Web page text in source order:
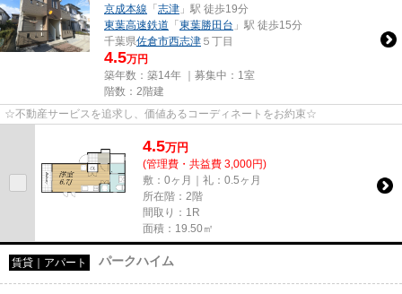
京成本線 「志津 」駅 徒歩19分
東葉高速鉄道 「東葉勝田台 」駅 徒歩15分
千葉県佐倉市西志津 ５丁目
4.5万円
築年数：築14年 ｜募集中： 1室
階数：2階建
☆不動産サービスを追求し、価値あるコーディネートをお約束☆
4.5万円
(管理費・共益費 3,000円)
敷：0ヶ月｜礼：0.5ヶ月
所在階：2階
間取り：1R
面積：19.50㎡
賃貸｜アパート パークハイム